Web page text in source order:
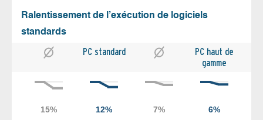
Ralentissement de l’exécution de logiciels
standards
PC standard
PC haut de
gamme